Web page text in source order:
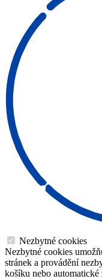
Nezbytné cookies
Nezbytné cookies
stránek a provádění
košíku nebo automatické